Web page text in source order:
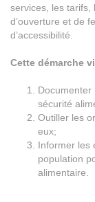
services, les tarifs,
d’ouverture et de
d’accessibilité.
Cette démarche
Documenter
sécurité
Outiller les
eux;
Informer les
population
alimentaire.